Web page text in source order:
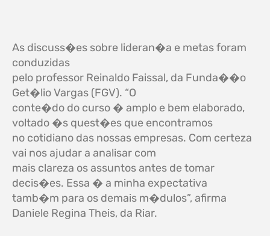
As discuss�es sobre lideran�a e metas foram
conduzidas
pelo professor Reinaldo Faissal, da Funda��o
Get�lio Vargas (FGV). “O
conte�do do curso � amplo e bem elaborado,
voltado �s quest�es que encontramos
no cotidiano das nossas empresas. Com certeza
vai nos ajudar a analisar com
mais clareza os assuntos antes de tomar
decis�es. Essa � a minha expectativa
tamb�m para os demais m�dulos”, afirma
Daniele Regina Theis, da Riar.